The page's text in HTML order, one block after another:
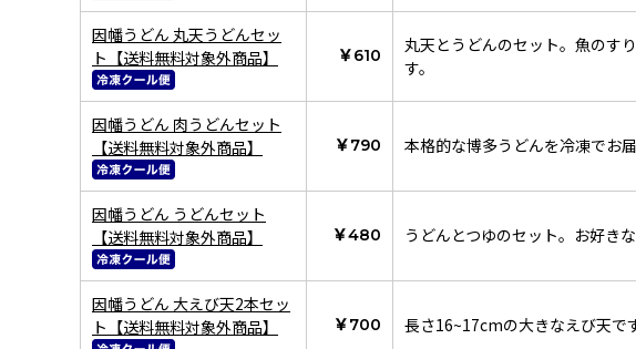
因幡うどん 丸天うどんセッ
ト【送料無料対象外商品】
￥610
丸天とうどんのセット。魚のす
す。
因幡うどん 肉うどんセット
【送料無料対象外商品】
￥790 本格的な博多うどんを冷凍でお
因幡うどん うどんセット
【送料無料対象外商品】
￥480 うどんとつゆのセット。お好き
因幡うどん 大えび天2本セッ
ト【送料無料対象外商品】
￥700 長さ16~17cmの大きなえび天で